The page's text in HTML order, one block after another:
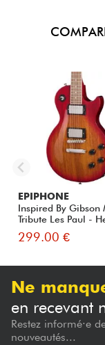
EPIPHONE
Inspired By Gibson
Tribute Les Paul -
299.00 €
Ne
en recevant
Restez informé·e
nouveautés...